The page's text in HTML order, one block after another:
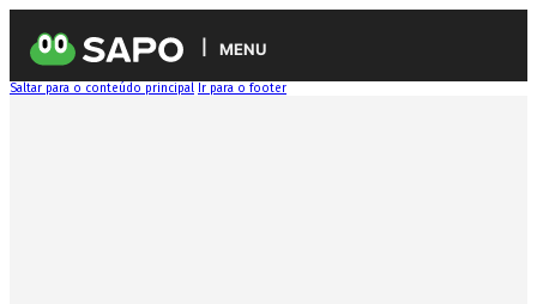
MENU
Saltar para o conteúdo principal Ir para o footer